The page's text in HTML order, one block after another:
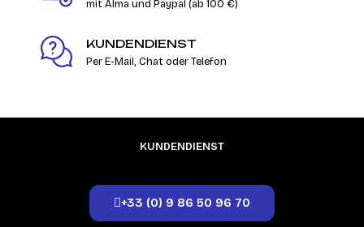
mit Alma und Paypal (ab 100 €)
KUNDENDIENST
Per E-Mail, Chat oder Telefon
KUNDENDIENST
+33 (0) 9 86 50 96 70